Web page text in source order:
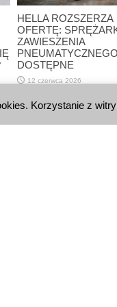
HELLA ROZSZERZA
OFERTĘ:
ZAWIESZENIA
DOSTĘPNE
12 czerwca 2026
komentowania
Korzystanie z